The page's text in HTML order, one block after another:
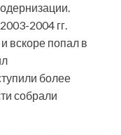
2004 гг.
вскоре попал в
более
собрали